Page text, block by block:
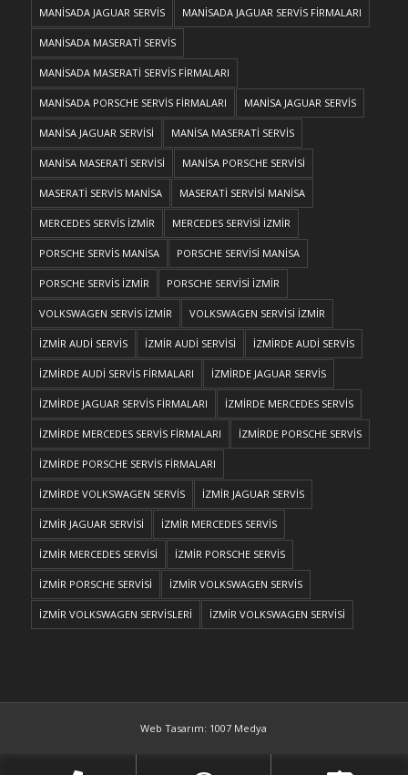
MANİSADA JAGUAR SERVİS MANİSADA JAGUAR SERVİS FİRMALARI
MANİSADA MASERATİ SERVİS
MANİSADA MASERATİ SERVİS FİRMALARI
MANİSADA PORSCHE SERVİS FİRMALARI MANİSA JAGUAR SERVİS
MANİSA JAGUAR SERVİSİ MANİSA MASERATİ SERVİS
MANİSA MASERATİ SERVİSİ MANİSA PORSCHE SERVİSİ
MASERATİ SERVİS MANİSA MASERATİ SERVİSİ MANİSA
MERCEDES SERVİS İZMİR MERCEDES SERVİSİ İZMİR
PORSCHE SERVİS MANİSA PORSCHE SERVİSİ MANİSA
PORSCHE SERVİS İZMİR PORSCHE SERVİSİ İZMİR
VOLKSWAGEN SERVİS İZMİR VOLKSWAGEN SERVİSİ İZMİR
İZMİR AUDİ SERVİS İZMİR AUDİ SERVİSİ İZMİRDE AUDİ SERVİS
İZMİRDE AUDİ SERVİS FİRMALARI İZMİRDE JAGUAR SERVİS
İZMİRDE JAGUAR SERVİS FİRMALARI İZMİRDE MERCEDES SERVİS
İZMİRDE MERCEDES SERVİS FİRMALARI İZMİRDE PORSCHE SERVİS
İZMİRDE PORSCHE SERVİS FİRMALARI
İZMİRDE VOLKSWAGEN SERVİS İZMİR JAGUAR SERVİS
İZMİR JAGUAR SERVİSİ İZMİR MERCEDES SERVİS
İZMİR MERCEDES SERVİSİ İZMİR PORSCHE SERVİS
İZMİR PORSCHE SERVİSİ İZMİR VOLKSWAGEN SERVİS
İZMİR VOLKSWAGEN SERVİSLERİ İZMİR VOLKSWAGEN SERVİSİ
Web Tasarım: 1007 Medya